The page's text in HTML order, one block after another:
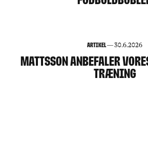
Artikel—30.6.2026
MATTSSON ANBEFALER
TRÆNING